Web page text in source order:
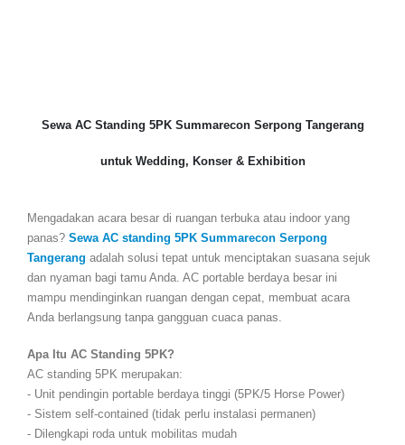
Sewa AC Standing 5PK Summarecon Serpong Tangerang
untuk Wedding, Konser & Exhibition
Mengadakan acara besar di ruangan terbuka atau indoor yang
panas? Sewa AC standing 5PK Summarecon Serpong
Tangerang adalah solusi tepat untuk menciptakan suasana sejuk
dan nyaman bagi tamu Anda. AC portable berdaya besar ini
mampu mendinginkan ruangan dengan cepat, membuat acara
Anda berlangsung tanpa gangguan cuaca panas.
Apa Itu AC Standing 5PK?
AC standing 5PK merupakan:
- Unit pendingin portable berdaya tinggi (5PK/5 Horse Power)
- Sistem self-contained (tidak perlu instalasi permanen)
- Dilengkapi roda untuk mobilitas mudah